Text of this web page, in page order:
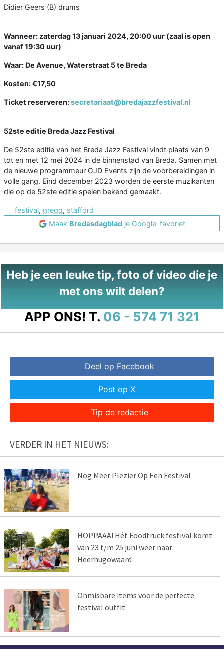
Didier Geers (B) drums
Wanneer: zaterdag 13 januari 2024, 20:00 uur (zaal is open
vanaf 19:30 uur)
Waar: De Avenue, Waterstraat 5 te Breda
Kosten: €17,50
Ticket reserveren:secretariaat@bredajazzfestival.nl
52ste editie Breda Jazz Festival
De 52ste editie van het Breda Jazz Festival vindt plaats van 9
tot en met 12 mei 2024 in de binnenstad van Breda. Samen met
de nieuwe programmeur GJD Events zijn de voorbereidingen in
volle gang. Eind december 2023 worden de eerste muzikanten
die op de 52ste editie spelen bekend gemaakt.
festival, gregg, stafford
Maak Bredasdagbladje Google-favoriet
Heb je een leuke tip, foto of video die je
met ons wilt delen?
APP ONS! T. 06 - 574 71 321
Deel op Facebook
Post op X
Tip de redactie
VERDER IN HET NIEUWS:
Nog Meer Plezier Op Een Festival
HOPPAAA! Hét Foodtruck festival komt
van 23 t/m 25 juni weer naar
Heerhugowaard
Onmisbare items voor de perfecte
festival outfit